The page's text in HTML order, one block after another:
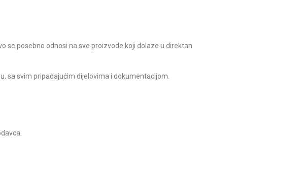
se posebno odnosi na sve proizvode koji dolaze u direktan
sa svim pripadajućim dijelovima i dokumentacijom.